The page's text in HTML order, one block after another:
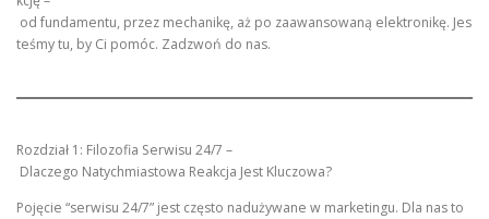
od fundamentu, przez mechanikę, aż po zaawansowaną elektronikę. Jes
teśmy tu, by Ci pomóc. Zadzwoń do nas.
Rozdział 1: Filozofia Serwisu 24/7 –
Dlaczego Natychmiastowa Reakcja Jest Kluczowa?
Pojęcie “serwisu 24/7” jest często nadużywane w marketingu. Dla nas to